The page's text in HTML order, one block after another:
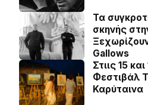
Τα
σκηνής
Gallows
Στιις 15
Φεστιβάλ
Καρύταινα